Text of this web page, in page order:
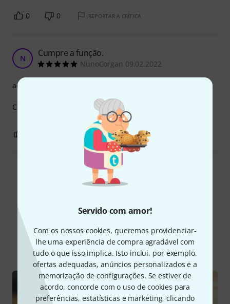
Servido com amor!
Com os nossos cookies, queremos providenciar-
lhe uma experiência de compra agradável com
tudo o que isso implica. Isto inclui, por exemplo,
ofertas adequadas, anúncios personalizados e a
memorização de configurações. Se estiver de
acordo, concorde com o uso de cookies para
preferências, estatísticas e marketing, clicando
0 0 REPORTAR A CRÍTICA
N Cumpre a função.
NunoCorgan 09.02.2022
Cumpre a função.
acabamento
REPORTAR A CRÍTICA
Ler todas as reviews
Todos Guia Online Downloads